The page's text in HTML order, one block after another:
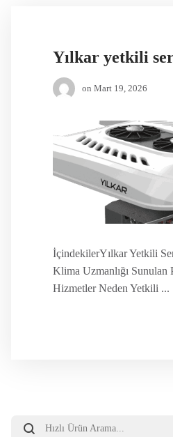
Yılkar yetkili
on Mart 19, 2026
İçindekilerYılkar Yetkili
Klima Uzmanlığı Sunulan
Hizmetler Neden Yetkili ...
search